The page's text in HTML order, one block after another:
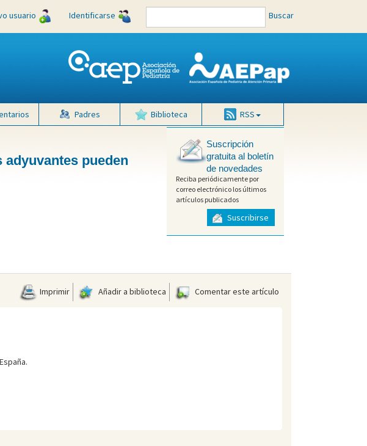
usuario Identificarse Buscar
Padres Biblioteca RSS
pueden
Suscripción
gratuita al boletín
de novedades
Reciba periódicamente por
correo electrónico los últimos
artículos publicados
Suscribirse
Imprimir Añadir a biblioteca Comentar este artículo